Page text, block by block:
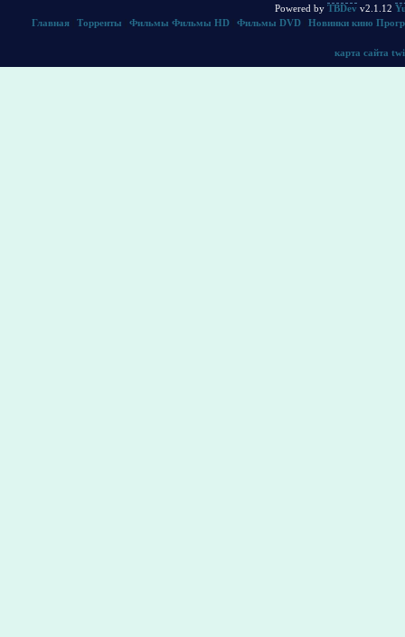
Powered by TBDev v2.1.12
Главная
Торренты Фильмы Фильмы HD Фильмы DVD Новинки кино
карта сайта